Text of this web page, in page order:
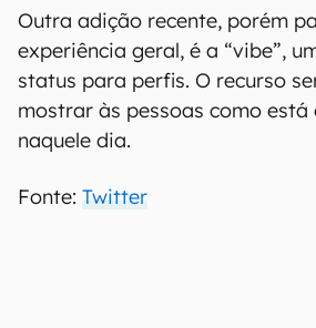
Outra adição recente, porém
experiência geral, é a “vibe”,
status para perfis. O recurso
mostrar às pessoas como está
naquele dia.
Fonte: Twitter